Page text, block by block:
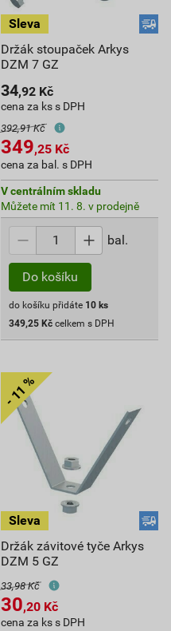
Držák stoupaček Arkys
DZM 7 GZ
34,92 Kč
cena za ks s DPH
392,91 Kč
349,25 Kč
cena za bal. s DPH
V centrálním skladu
Můžete mít 11. 8. v prodejně
bal.
Do košíku
do košíku přidáte 10 ks
349,25 Kč celkem s DPH
Držák závitové tyče Arkys
DZM 5 GZ
33,98 Kč
30,20 Kč
cena za ks s DPH